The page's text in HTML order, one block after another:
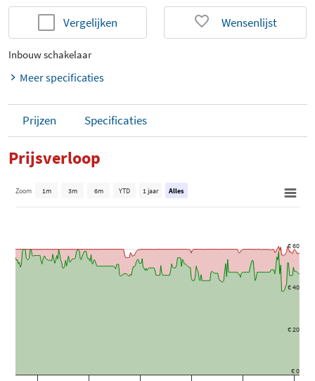
Vergelijken Wensenlijst
Inbouw schakelaar
Meer specificaties
Prijzen Specificaties
Prijsverloop
€ 0
€ 20
€ 40
€ 60
Zoom 1m 3m 6m YTD 1 jaar Alles